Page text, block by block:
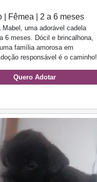
| Fêmea | 2 a 6 meses
Mabel, uma adorável cadela
6 meses. Dócil e brincalhona,
família amorosa em
responsável é o caminho!
Quero Adotar